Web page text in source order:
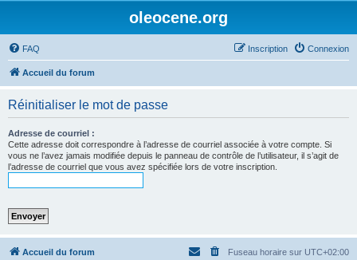
oleocene.org
FAQ Connexion
Inscription
Accueil du forum
Réinitialiser le mot de passe
Adresse de courriel :
Cette adresse doit correspondre à l’adresse de courriel associée à votre compte. Si
vous ne l’avez jamais modifiée depuis le panneau de contrôle de l’utilisateur, il s’agit de
l’adresse de courriel que vous avez spécifiée lors de votre inscription.
Accueil du forum Fuseau horaire sur UTC+02:00